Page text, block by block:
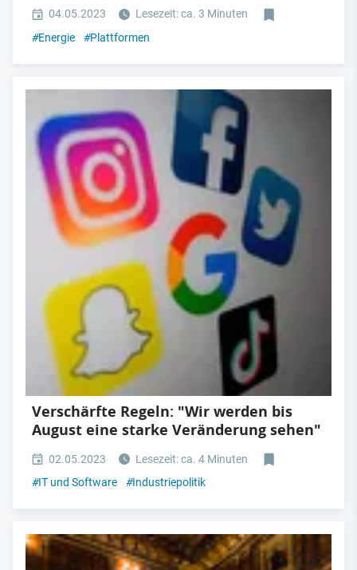
04.05.2023
Lesezeit: ca. 3 Minuten
#Energie #Plattformen
Verschärfte Regeln: "Wir werden bis
August eine starke Veränderung sehen"
02.05.2023
Lesezeit: ca. 4 Minuten
#IT und Software #Industriepolitik